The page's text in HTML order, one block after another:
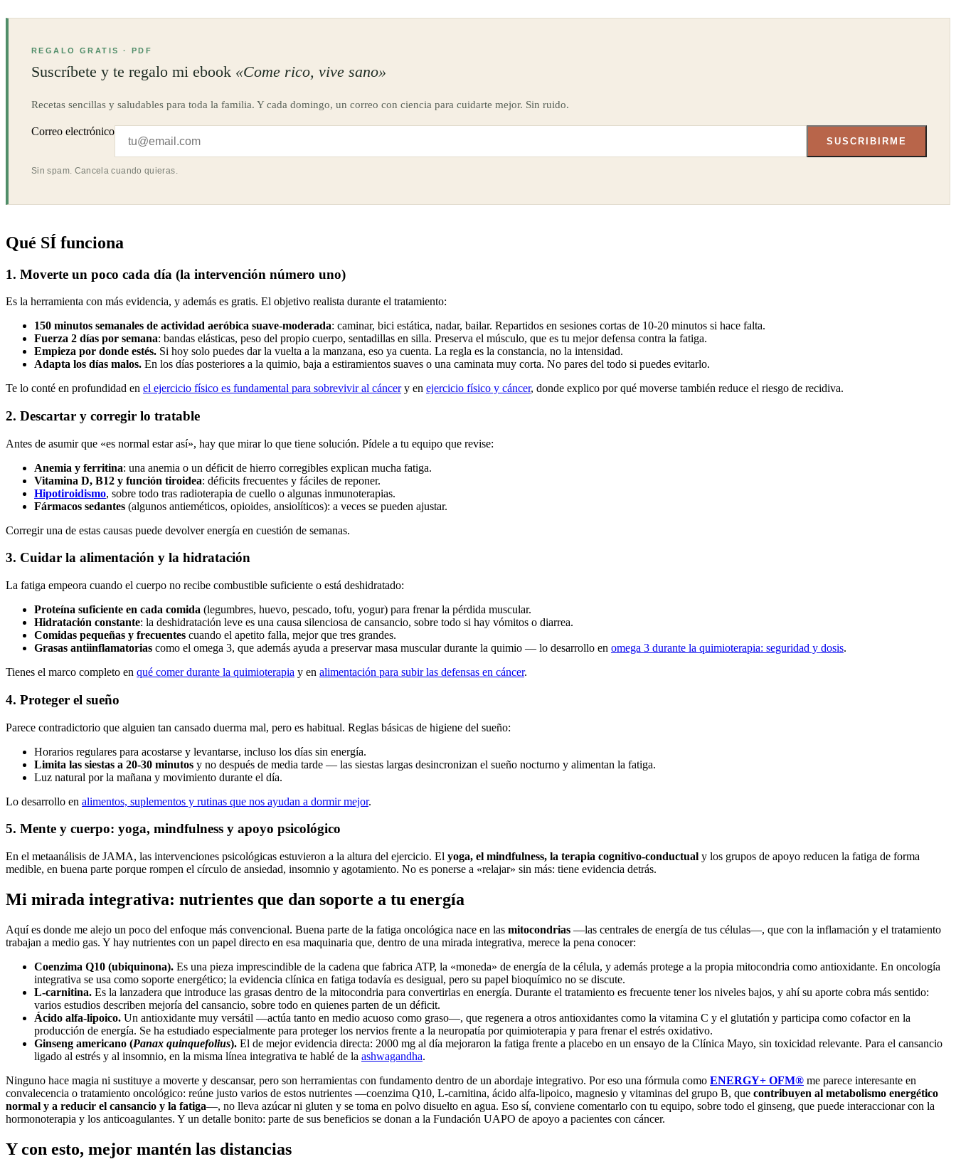
REGALO GRATIS · PDF
Suscríbete y te regalo mi ebook «Come rico, vive sano»
Recetas sencillas y saludables para toda la familia. Y cada domingo, un correo con ciencia para cuidarte mejor. Sin ruido.
Correo electrónico
SUSCRIBIRME
Sin spam. Cancela cuando quieras.
Qué SÍ funciona
1. Moverte un poco cada día (la intervención número uno)
Es la herramienta con más evidencia, y además es gratis. El objetivo realista durante el tratamiento:
150 minutos semanales de actividad aeróbica suave-moderada: caminar, bici estática, nadar, bailar. Repartidos en sesiones cortas de 10-20 minutos si hace falta.
Fuerza 2 días por semana: bandas elásticas, peso del propio cuerpo, sentadillas en silla. Preserva el músculo, que es tu mejor defensa contra la fatiga.
Empieza por donde estés. Si hoy solo puedes dar la vuelta a la manzana, eso ya cuenta. La regla es la constancia, no la intensidad.
Adapta los días malos. En los días posteriores a la quimio, baja a estiramientos suaves o una caminata muy corta. No pares del todo si puedes evitarlo.
Te lo conté en profundidad en el ejercicio físico es fundamental para sobrevivir al cáncery en ejercicio físico y cáncer, donde explico por qué moverse también reduce el riesgo de recidiva.
2. Descartar y corregir lo tratable
Antes de asumir que «es normal estar así», hay que mirar lo que tiene solución. Pídele a tu equipo que revise:
Anemia y ferritina: una anemia o un déficit de hierro corregibles explican mucha fatiga.
Vitamina D, B12 y función tiroidea: déficits frecuentes y fáciles de reponer.
Hipotiroidismo, sobre todo tras radioterapia de cuello o algunas inmunoterapias.
Fármacos sedantes (algunos antieméticos, opioides, ansiolíticos): a veces se pueden ajustar.
Corregir una de estas causas puede devolver energía en cuestión de semanas.
3. Cuidar la alimentación y la hidratación
La fatiga empeora cuando el cuerpo no recibe combustible suficiente o está deshidratado:
Proteína suficiente en cada comida (legumbres, huevo, pescado, tofu, yogur) para frenar la pérdida muscular.
Hidratación constante: la deshidratación leve es una causa silenciosa de cansancio, sobre todo si hay vómitos o diarrea.
Comidas pequeñas y frecuentes cuando el apetito falla, mejor que tres grandes.
Grasas antiinflamatorias como el omega 3, que además ayuda a preservar masa muscular durante la quimio — lo desarrollo en omega 3 durante la quimioterapia: seguridad y dosis.
Tienes el marco completo en qué comer durante la quimioterapia y en alimentación para subir las defensas en cáncer.
4. Proteger el sueño
Parece contradictorio que alguien tan cansado duerma mal, pero es habitual. Reglas básicas de higiene del sueño:
Horarios regulares para acostarse y levantarse, incluso los días sin energía.
Limita las siestas a 20-30 minutos y no después de media tarde — las siestas largas desincronizan el sueño nocturno y alimentan la fatiga.
Luz natural por la mañana y movimiento durante el día.
Lo desarrollo en alimentos, suplementos y rutinas que nos ayudan a dormir mejor.
5. Mente y cuerpo: yoga, mindfulness y apoyo psicológico
En el metaanálisis de JAMA, las intervenciones psicológicas estuvieron a la altura del ejercicio. El yoga, el mindfulness, la terapia cognitivo-conductual y los grupos de apoyo reducen la fatiga de forma
medible, en buena parte porque rompen el círculo de ansiedad, insomnio y agotamiento. No es ponerse a «relajar» sin más: tiene evidencia detrás.
Mi mirada integrativa: nutrientes que dan soporte a tu energía
Aquí es donde me alejo un poco del enfoque más convencional. Buena parte de la fatiga oncológica nace en las mitocondrias —las centrales de energía de tus células—, que con la inflamación y el tratamiento
trabajan a medio gas. Y hay nutrientes con un papel directo en esa maquinaria que, dentro de una mirada integrativa, merece la pena conocer:
Coenzima Q10 (ubiquinona). Es una pieza imprescindible de la cadena que fabrica ATP, la «moneda» de energía de la célula, y además protege a la propia mitocondria como antioxidante. En oncología
integrativa se usa como soporte energético; la evidencia clínica en fatiga todavía es desigual, pero su papel bioquímico no se discute.
L-carnitina. Es la lanzadera que introduce las grasas dentro de la mitocondria para convertirlas en energía. Durante el tratamiento es frecuente tener los niveles bajos, y ahí su aporte cobra más sentido:
varios estudios describen mejoría del cansancio, sobre todo en quienes parten de un déficit.
Ácido alfa-lipoico. Un antioxidante muy versátil —actúa tanto en medio acuoso como graso—, que regenera a otros antioxidantes como la vitamina C y el glutatión y participa como cofactor en la
producción de energía. Se ha estudiado especialmente para proteger los nervios frente a la neuropatía por quimioterapia y para frenar el estrés oxidativo.
Ginseng americano (Panax quinquefolius). El de mejor evidencia directa: 2000 mg al día mejoraron la fatiga frente a placebo en un ensayo de la Clínica Mayo, sin toxicidad relevante. Para el cansancio
ligado al estrés y al insomnio, en la misma línea integrativa te hablé de la ashwagandha.
Ninguno hace magia ni sustituye a moverte y descansar, pero son herramientas con fundamento dentro de un abordaje integrativo. Por eso una fórmula como ENERGY+ OFM® me parece interesante en
convalecencia o tratamiento oncológico: reúne justo varios de estos nutrientes —coenzima Q10, L-carnitina, ácido alfa-lipoico, magnesio y vitaminas del grupo B, que contribuyen al metabolismo energético
normal y a reducir el cansancio y la fatiga—, no lleva azúcar ni gluten y se toma en polvo disuelto en agua. Eso sí, conviene comentarlo con tu equipo, sobre todo el ginseng, que puede interaccionar con la
hormonoterapia y los anticoagulantes. Y un detalle bonito: parte de sus beneficios se donan a la Fundación UAPO de apoyo a pacientes con cáncer.
Y con esto, mejor mantén las distancias